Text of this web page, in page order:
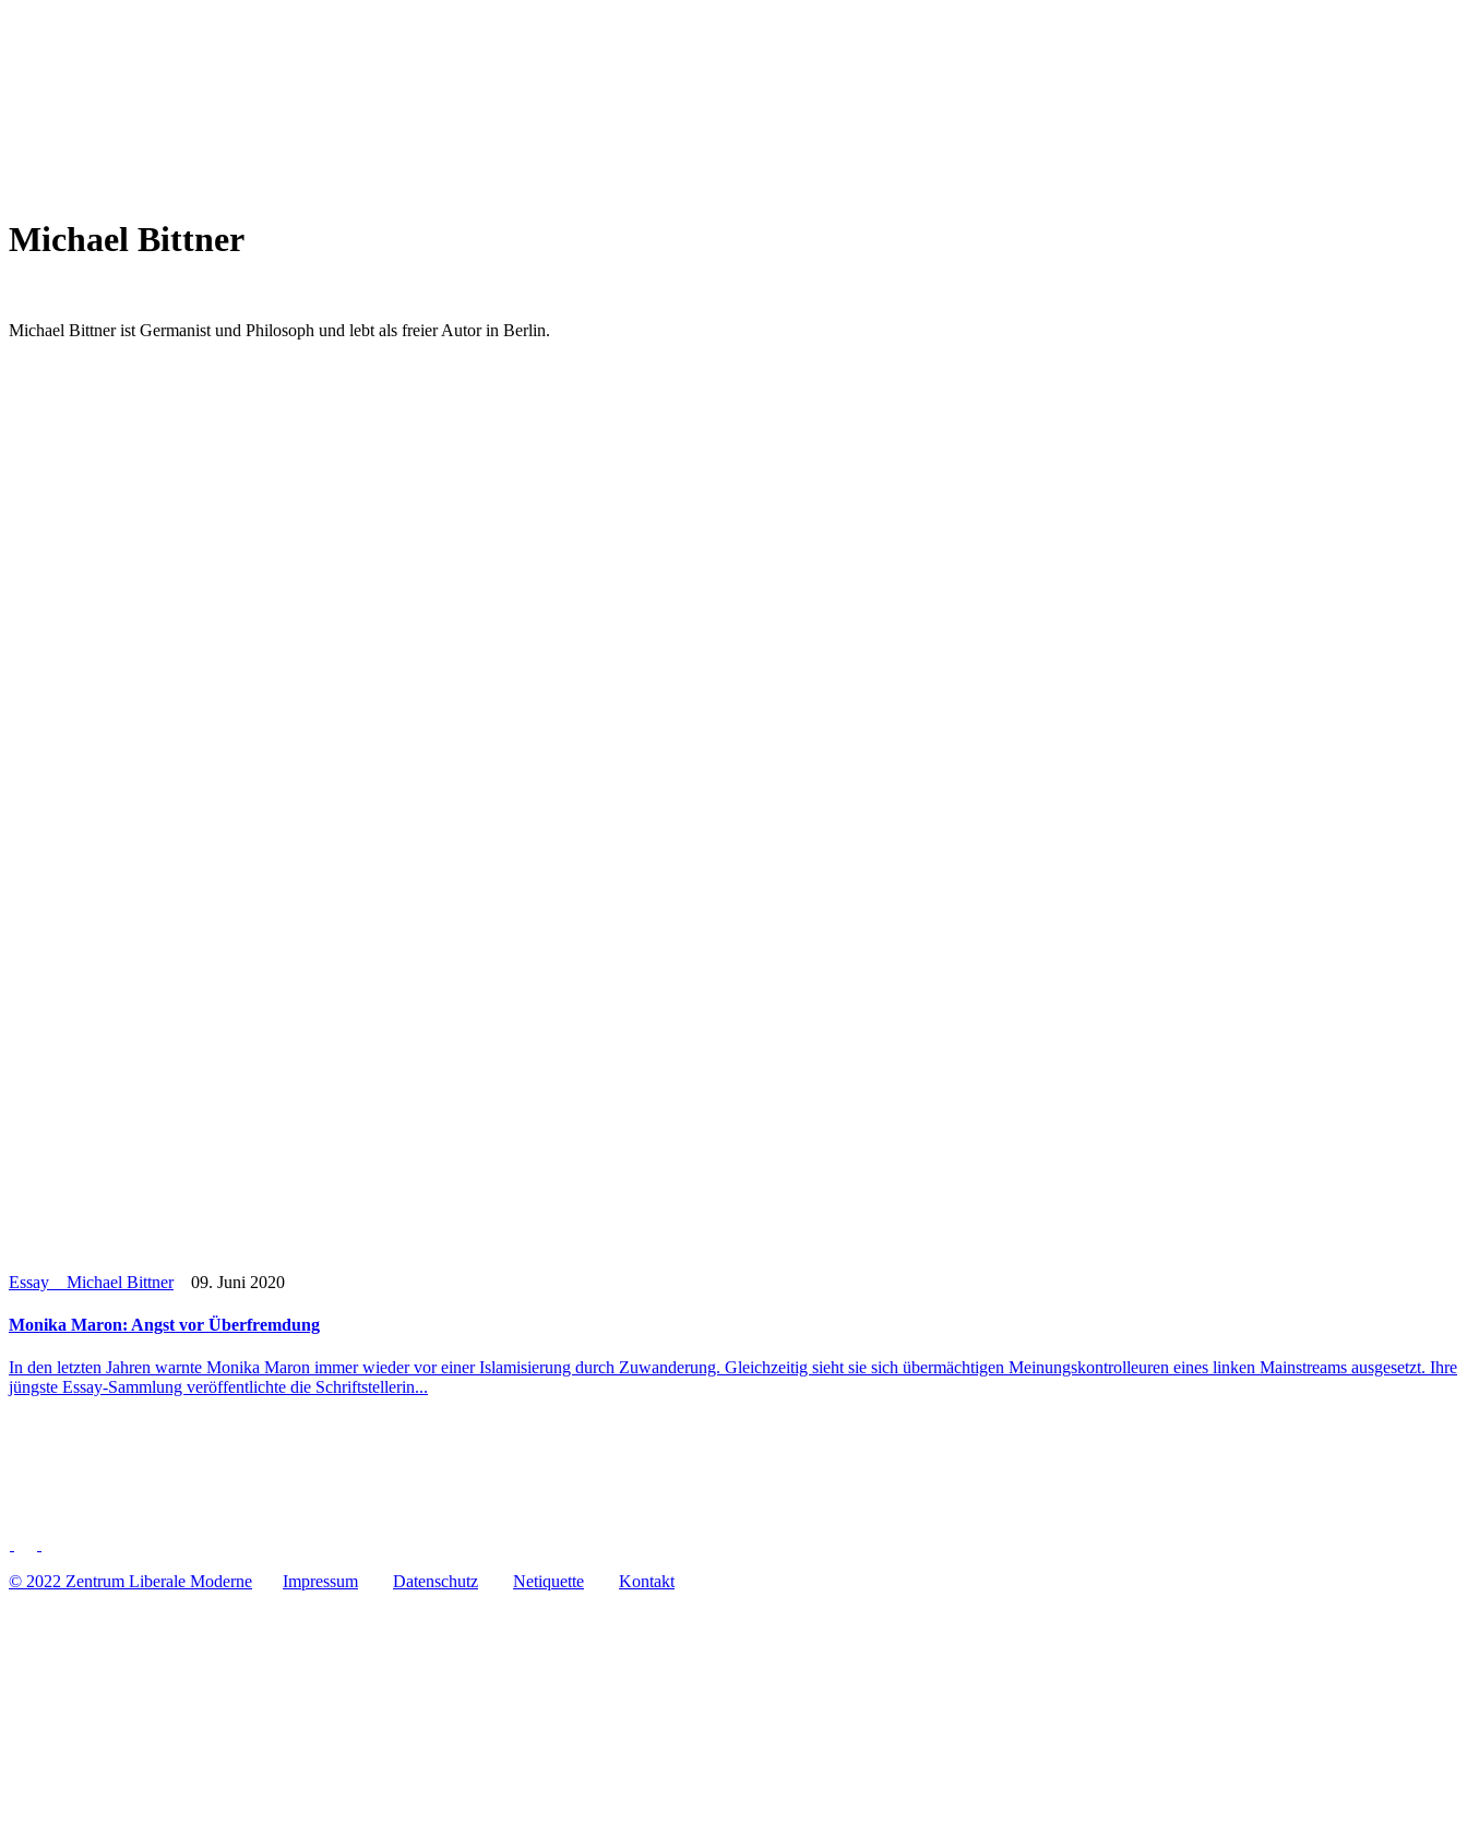
Michael Bittner
Michael Bittner ist Ger­ma­nist und Phi­lo­soph und lebt als freier Autor in Berlin.
Essay Michael Bittner09. Juni 2020
Monika Maron: Angst vor Überfremdung
In den letzten Jahren warnte Monika Maron immer wieder vor einer Isla­mi­sie­rung durch Zuwan­de­rung. Gleich­zei­tig sieht sie sich über­mäch­ti­gen Mei­nungs­kon­trol­leu­ren eines linken Main­streams aus­ge­setzt. Ihre
jüngste Essay-Sam­m­­lung ver­öf­fent­lichte die Schriftstellerin...
© 2022 Zentrum Libe­rale Moderne Impres­sum Daten­schutz Neti­quette Kontakt